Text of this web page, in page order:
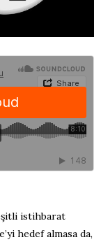
istihbarat
hedef almasa da,